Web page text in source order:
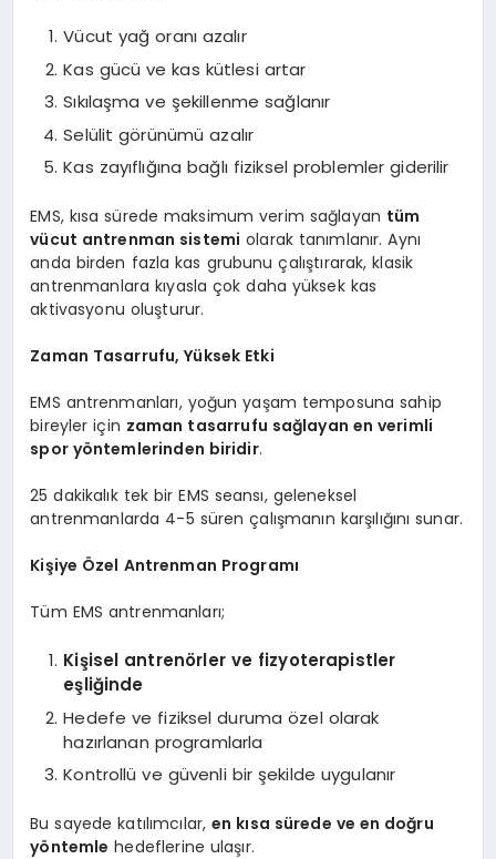
Vücut yağ oranı azalır
Kas gücü ve kas kütlesi artar
Sıkılaşma ve şekillenme sağlanır
Selülit görünümü azalır
Kas zayıflığına bağlı fiziksel problemler giderilir
EMS, kısa sürede maksimum verim sağlayan tüm
vücut antrenman sistemi olarak tanımlanır. Aynı
anda birden fazla kas grubunu çalıştırarak, klasik
antrenmanlara kıyasla çok daha yüksek kas
aktivasyonu oluşturur.
Zaman Tasarrufu, Yüksek Etki
EMS antrenmanları, yoğun yaşam temposuna sahip
bireyler için zaman tasarrufu sağlayan en verimli
spor yöntemlerinden biridir.
25 dakikalık tek bir EMS seansı, geleneksel
antrenmanlarda 4-5 süren çalışmanın karşılığını sunar.
Kişiye Özel Antrenman Programı
Tüm EMS antrenmanları;
Kişisel antrenörler ve fizyoterapistler
eşliğinde
Hedefe ve fiziksel duruma özel olarak
hazırlanan programlarla
Kontrollü ve güvenli bir şekilde uygulanır
Bu sayede katılımcılar,en kısa sürede ve en doğru
yöntemle hedeflerine ulaşır.